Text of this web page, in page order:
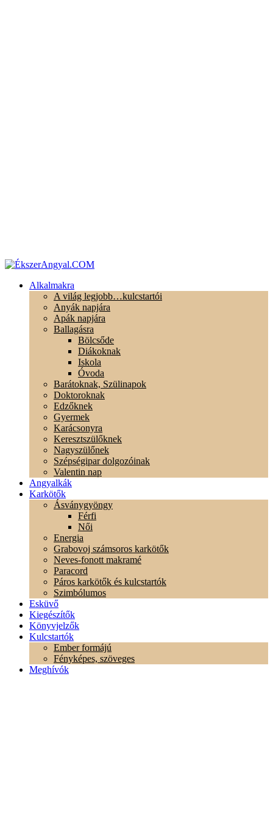
Alkalmakra
A világ legjobb…kulcstartói
Anyák napjára
Apák napjára
Ballagásra
Bölcsőde
Diákoknak
Iskola
Óvoda
Barátoknak, Szülinapok
Doktoroknak
Edzőknek
Gyermek
Karácsonyra
Keresztszülőknek
Nagyszülőnek
Szépségipar dolgozóinak
Valentin nap
Angyalkák
Karkötők
Ásványgyöngy
Férfi
Női
Energia
Grabovoj számsoros karkötők
Neves-fonott makramé
Paracord
Páros karkötők és kulcstartók
Szimbólumos
Esküvő
Kiegészítők
Könyvjelzők
Kulcstartók
Ember formájú
Fényképes, szöveges
Meghívók